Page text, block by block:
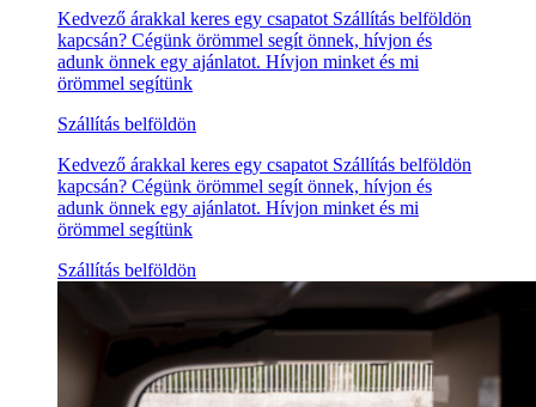
Kedvező árakkal keres egy csapatot Szállítás belföldön
kapcsán? Cégünk örömmel segít önnek, hívjon és
adunk önnek egy ajánlatot. Hívjon minket és mi
örömmel segítünk
Szállítás belföldön
Kedvező árakkal keres egy csapatot Szállítás belföldön
kapcsán? Cégünk örömmel segít önnek, hívjon és
adunk önnek egy ajánlatot. Hívjon minket és mi
örömmel segítünk
Szállítás belföldön